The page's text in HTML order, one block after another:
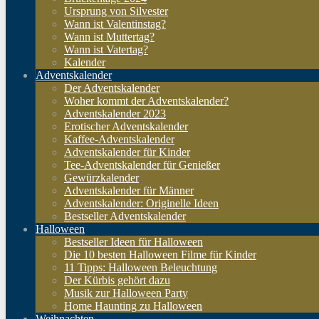
Ursprung von Silvester
Wann ist Valentinstag?
Wann ist Muttertag?
Wann ist Vatertag?
Kalender
Adventskalender
Der Adventskalender
Woher kommt der Adventskalender?
Adventskalender 2023
Erotischer Adventskalender
Kaffee-Adventskalender
Adventskalender für Kinder
Tee-Adventskalender für Genießer
Gewürzkalender
Adventskalender für Männer
Adventskalender: Originelle Ideen
Bestseller Adventskalender
Halloween
Bestseller Ideen für Halloween
Die 10 besten Halloween Filme für Kinder
11 Tipps: Halloween Beleuchtung
Der Kürbis gehört dazu
Musik zur Halloween Party
Home Haunting zu Halloween